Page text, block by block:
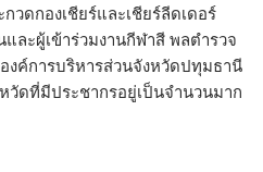
วดกองเชียร์และเชียร์ลีดเดอร์
ละผู้เข้าร่วมงานกีฬาสี พลตำรวจ
งค์การบริหารส่วนจังหวัดปทุมธานี
วัดที่มีประชากรอยู่เป็นจำนวนมาก